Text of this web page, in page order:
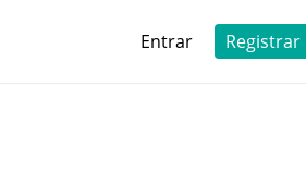
Entrar Registrar